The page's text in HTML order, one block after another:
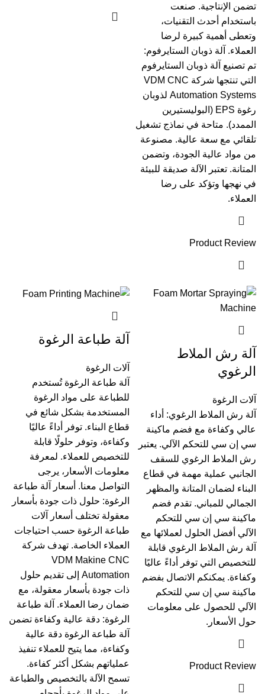
تضمن الإنتاجية. صنعت
باستخدام أحدث التقنيات،
وتعطى أهمية كبيرة لرضا
العملاء. آلة ذوبان الستايرفوم:
تم تصنيع آلة ذوبان الستايرفوم
التي تنتجها شركة VDM CNC
Automation Systems لذوبان
رغوة EPS (البوليستيرين
الممدد). متاحة في نماذج تشغيل
تلقائي مع سعة عالية. مصنوعة
من مواد عالية الجودة، وتضمن
المتانة. تعتبر الآلة صديقة للبيئة
في نهجها وتؤكد على رضا
العملاء.
Product Review
آلة رش الملاط
الرغوي
آلات الرغوة
آلة رش الملاط الرغوي: أداء
عالي وكفاءة مع فضم ماكينة
سي إن سي للتحكم الآلي. يعتبر
رش الملاط الرغوي للسقف
الجانبي عملية مهمة في قطاع
البناء لضمان المتانة والمظهر
الجمالي للمباني. تقدم فضم
ماكينة سي إن سي للتحكم
الآلي أفضل الحلول لعملائها مع
آلة رش الملاط الرغوي قابلة
للتخصيص التي توفر أداءً عاليًا
وكفاءة. يمكنكم الاتصال بفضم
ماكينة سي إن سي للتحكم
الآلي للحصول على معلومات
حول الأسعار.
Product Review
آلة طباعة الرغوة
آلات الرغوة
آلة طباعة الرغوة تُستخدم
للطباعة على مواد الرغوة
المستخدمة بشكل شائع في
قطاع البناء. توفر أداءً عاليًا
وكفاءة، وتوفر حلولًا قابلة
للتخصيص للعملاء. لمعرفة
معلومات الأسعار، يرجى
التواصل معنا. أسعار آلة طباعة
الرغوة: حلول ذات جودة بأسعار
معقولة تختلف أسعار آلات
طباعة الرغوة حسب احتياجات
العملاء الخاصة. تهدف شركة
VDM Makine CNC
Automation إلى تقديم حلول
ذات جودة بأسعار معقولة، مع
ضمان رضا العملاء. آلة طباعة
الرغوة: دقة عالية وكفاءة تضمن
آلة طباعة الرغوة دقة عالية
وكفاءة، مما يتيح للعملاء تنفيذ
عملياتهم بشكل أكثر كفاءة.
تسمح الآلة بالتخصيص والطباعة